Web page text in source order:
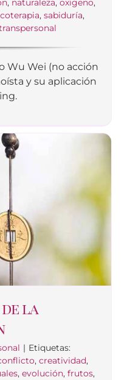
, naturaleza, oxigeno,
, sabiduría,
Wu Wei (no acción
y su aplicación
la
| Etiquetas:
, creatividad,
, evolución, frutos,